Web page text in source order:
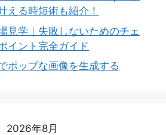
える時短術も紹介！
見学｜失敗しないためのチェ
イント完全ガイド
ポップな画像を生成する
2026年8月